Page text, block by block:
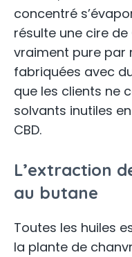
concentré
résulte une cire
vraiment pure par
fabriquées avec
que les clients ne
solvants inutiles
CBD.
L’extraction
au butane
Toutes les huiles
la plante de